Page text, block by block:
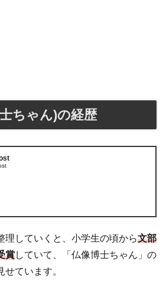
ちゃん)の経歴
理していくと、小学生の頃から文部
賞していて、「仏像博士ちゃん」の
ています。